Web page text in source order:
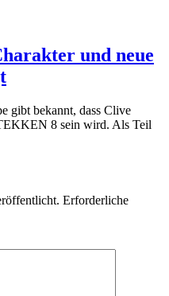
und neue
gibt bekannt, dass Clive
8 sein wird. Als Teil
Erforderliche